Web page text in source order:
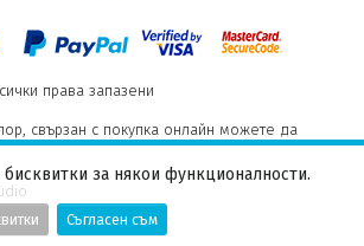
права запазени
свързан с покупка онлайн можете да
бисквитки за някои функционалности.
Съгласен съм